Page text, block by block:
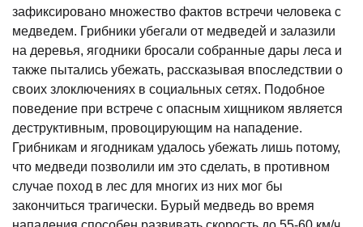
зафиксировано множество фактов встречи человека с
медведем. Грибники убегали от медведей и залазили
на деревья, ягодники бросали собранные дары леса и
также пытались убежать, рассказывая впоследствии о
своих злоключениях в социальных сетях. Подобное
поведение при встрече с опасным хищником является
деструктивным, провоцирующим на нападение.
Грибникам и ягодникам удалось убежать лишь потому,
что медведи позволили им это сделать, в противном
случае поход в лес для многих из них мог бы
закончиться трагически. Бурый медведь во время